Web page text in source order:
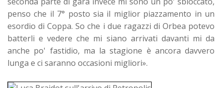
penso che il 7° posto sia il miglior piazzamento in un
esordio di Coppa. So che i due ragazzi di Orbea potevo
batterli e vedere che mi siano arrivati davanti mi da
anche po' fastidio, ma la stagione è ancora davvero
lunga e ci saranno occasioni migliori».